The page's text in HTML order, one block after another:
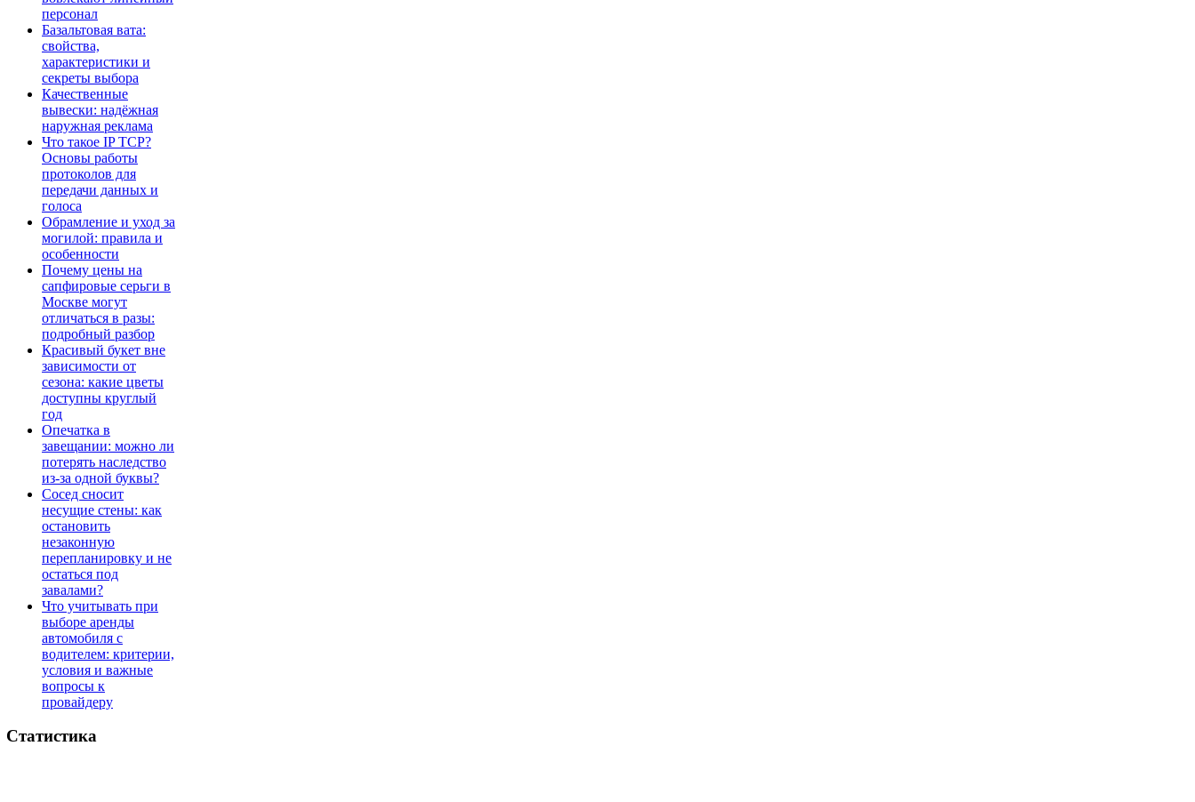
персонал
Базальтовая вата:
свойства,
характеристики и
секреты выбора
Качественные
вывески: надёжная
наружная реклама
Что такое IP TCP?
Основы работы
протоколов для
передачи данных и
голоса
Обрамление и уход за
могилой: правила и
особенности
Почему цены на
сапфировые серьги в
Москве могут
отличаться в разы:
подробный разбор
Красивый букет вне
зависимости от
сезона: какие цветы
доступны круглый
год
Опечатка в
завещании: можно ли
потерять наследство
из-за одной буквы?
Сосед сносит
несущие стены: как
остановить
незаконную
перепланировку и не
остаться под
завалами?
Что учитывать при
выборе аренды
автомобиля с
водителем: критерии,
условия и важные
вопросы к
провайдеру
Статистика